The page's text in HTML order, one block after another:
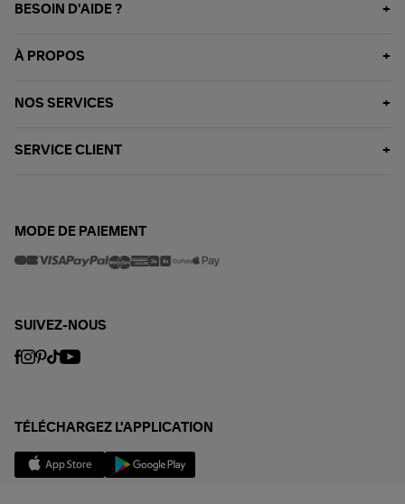
BESOIN D'AIDE ?
À PROPOS
NOS SERVICES
SERVICE CLIENT
MODE DE PAIEMENT
SUIVEZ-NOUS
TÉLÉCHARGEZ L'APPLICATION